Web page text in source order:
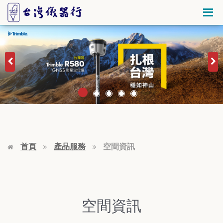
首頁 產品服務 空間資訊
空間資訊